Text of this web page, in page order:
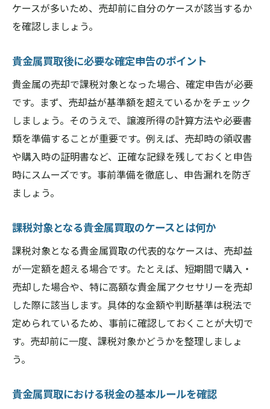
ケースが多いため、売却前に自分のケースが該当するか
を確認しましょう。
貴金属買取後に必要な確定申告のポイント
貴金属の売却で課税対象となった場合、確定申告が必要
です。まず、売却益が基準額を超えているかをチェック
しましょう。そのうえで、譲渡所得の計算方法や必要書
類を準備することが重要です。例えば、売却時の領収書
や購入時の証明書など、正確な記録を残しておくと申告
時にスムーズです。事前準備を徹底し、申告漏れを防ぎ
ましょう。
課税対象となる貴金属買取のケースとは何か
課税対象となる貴金属買取の代表的なケースは、売却益
が一定額を超える場合です。たとえば、短期間で購入・
売却した場合や、特に高額な貴金属アクセサリーを売却
した際に該当します。具体的な金額や判断基準は税法で
定められているため、事前に確認しておくことが大切で
す。売却前に一度、課税対象かどうかを整理しましょ
う。
貴金属買取における税金の基本ルールを確認